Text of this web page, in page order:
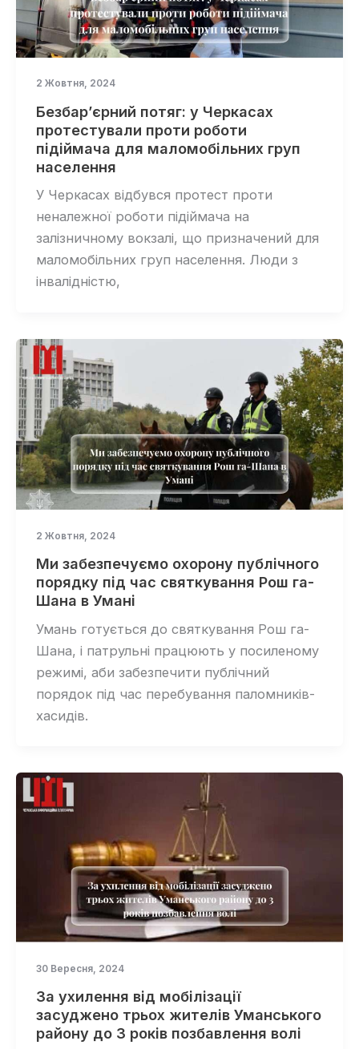
2 Жовтня, 2024
Безбар’єрний потяг: у Черкасах
протестували проти роботи
підіймача для маломобільних груп
населення
У Черкасах відбувся протест проти
неналежної роботи підіймача на
залізничному вокзалі, що призначений для
маломобільних груп населення. Люди з
інвалідністю,
2 Жовтня, 2024
Ми забезпечуємо охорону публічного
порядку під час святкування Рош га-
Шана в Умані
Умань готується до святкування Рош га-
Шана, і патрульні працюють у посиленому
режимі, аби забезпечити публічний
порядок під час перебування паломників-
хасидів.
30 Вересня, 2024
За ухилення від мобілізації
засуджено трьох жителів Уманського
району до 3 років позбавлення волі